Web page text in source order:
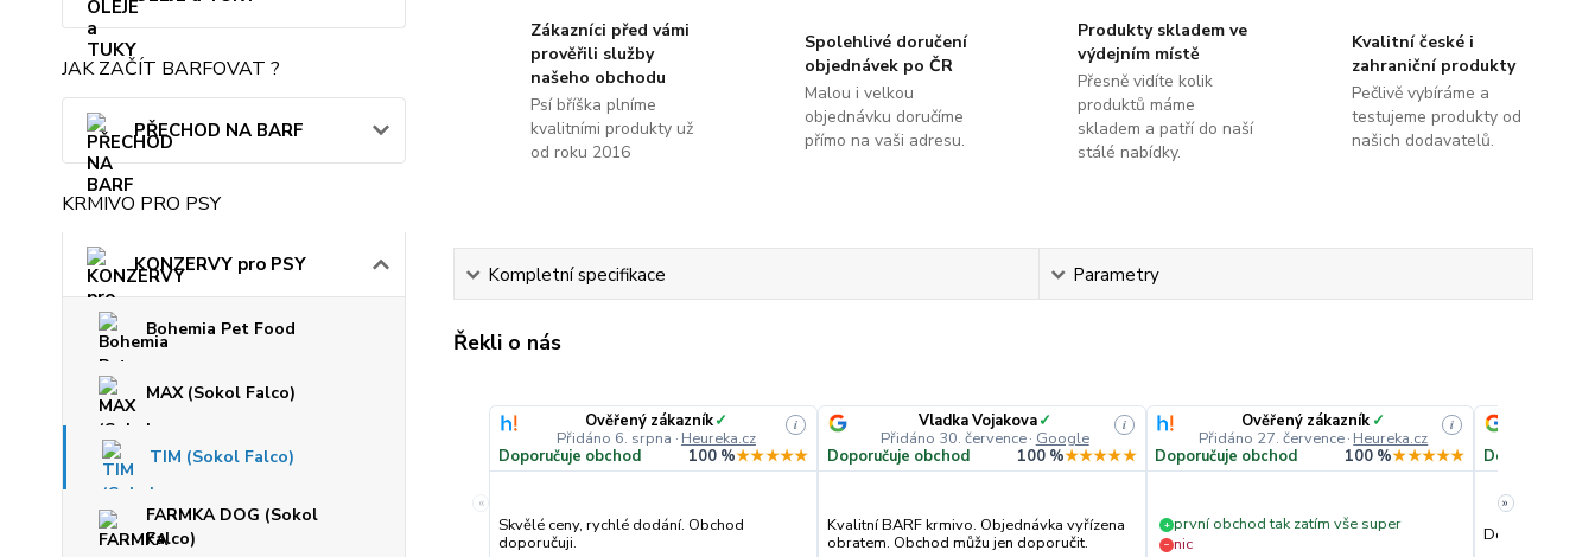
JAK ZAČÍT BARFOVAT ?
PŘECHOD NA BARF
KRMIVO PRO PSY
KONZERVY pro PSY
Bohemia Pet Food
MAX (Sokol Falco)
TIM (Sokol Falco)
FARMKA DOG (Sokol
Falco)
Zákazníci před vámi
prověřili služby
našeho obchodu
Psí bříška plníme
kvalitními produkty už
od roku 2016
Spolehlivé doručení
objednávek po ČR
Malou i velkou
objednávku doručíme
přímo na vaši adresu.
Produkty skladem ve
výdejním místě
Přesně vidíte kolik
produktů máme
skladem a patří do naší
stálé nabídky.
Kvalitní české i
zahraniční produkty
Pečlivě vybíráme a
testujeme produkty od
našich dodavatelů.
Kompletní specifikace Parametry
Řekli o nás
«
Ověřený zákazník✓
Přidáno 6. srpna · Heureka.cz
i
Doporučuje obchod 100 %★★★★★
Skvělé ceny, rychlé dodání. Obchod
doporučuji.
Vladka Vojakova✓
Přidáno 30. července· Google
i
Doporučuje obchod 100 %★★★★★
Kvalitní BARF krmivo. Objednávka vyřízena
obratem. Obchod můžu jen doporučit.
Ověřený zákazník ✓
Přidáno 27. července· Heureka.cz
i
Doporučuje obchod 100 %★★★★★
+ první obchod tak zatím vše super
− nic
Doporučuje
Dobré
»